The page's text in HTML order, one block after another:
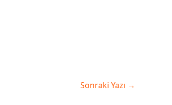
Sonraki Yazı →